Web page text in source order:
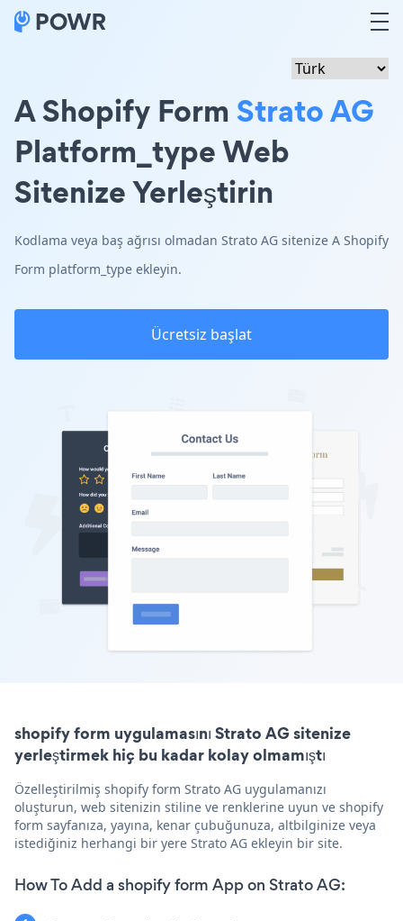
A Shopify Form Strato AG
Platform_type Web
Sitenize Yerleştirin
Kodlama veya baş ağrısı olmadan Strato AG sitenize A Shopify
Form platform_type ekleyin.
Ücretsiz başlat
shopify form uygulamasını Strato AG sitenize
yerleştirmek hiç bu kadar kolay olmamıştı
Özelleştirilmiş shopify form Strato AG uygulamanızı
oluşturun, web sitenizin stiline ve renklerine uyun ve shopify
form sayfanıza, yayına, kenar çubuğunuza, altbilginize veya
istediğiniz herhangi bir yere Strato AG ekleyin bir site.
How To Add a shopify form App on Strato AG: